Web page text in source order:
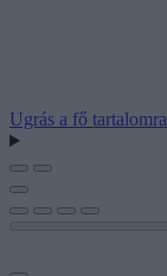
Ugrás a fő tartalomra